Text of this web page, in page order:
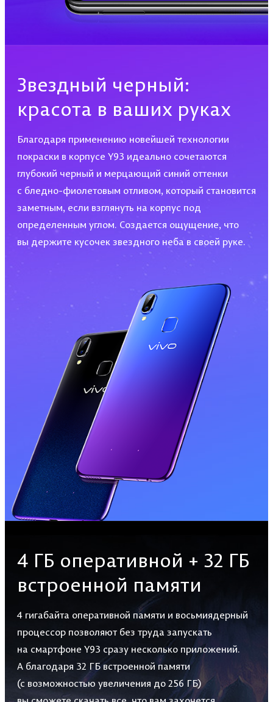
Звездный черный:
красота в ваших руках
Благодаря применению новейшей технологии
покраски в корпусе Y93 идеально сочетаются
глубокий черный и мерцающий синий оттенки
с бледно-фиолетовым отливом, который становится
заметным, если взглянуть на корпус под
определенным углом. Создается ощущение, что
вы держите кусочек звездного неба в своей руке.
4 ГБ оперативной + 32 ГБ
встроенной памяти
4 гигабайта оперативной памяти и восьмиядерный
процессор позволяют без труда запускать
на смартфоне Y93 сразу несколько приложений.
А благодаря 32 ГБ встроенной памяти
(с возможностью увеличения до 256 ГБ)